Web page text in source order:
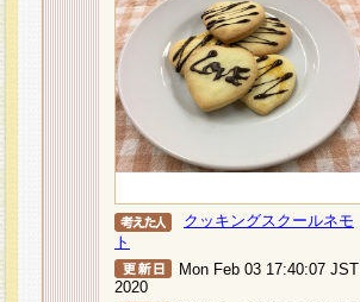
クッキングスクールネモ
ト
Mon Feb 03 17:40:07 JST
2020